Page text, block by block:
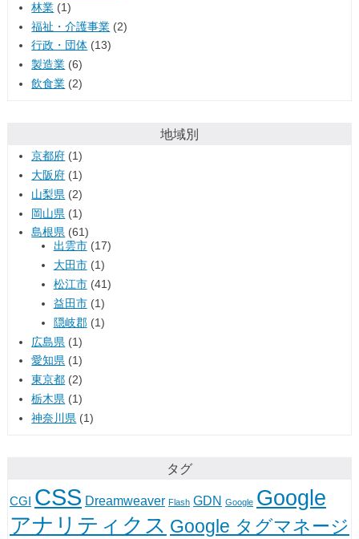
林業 (1)
福祉・介護事業 (2)
行政・団体 (13)
製造業 (6)
飲食業 (2)
地域別
京都府 (1)
大阪府 (1)
山梨県 (2)
岡山県 (1)
島根県 (61)
出雲市(17)
大田市(1)
松江市(41)
益田市(1)
隠岐郡(1)
広島県 (1)
愛知県 (1)
東京都 (2)
栃木県 (1)
神奈川県 (1)
タグ
CGI CSS Dreamweaver Flash GDN Google Google
アナリティクス Google タグマネージ